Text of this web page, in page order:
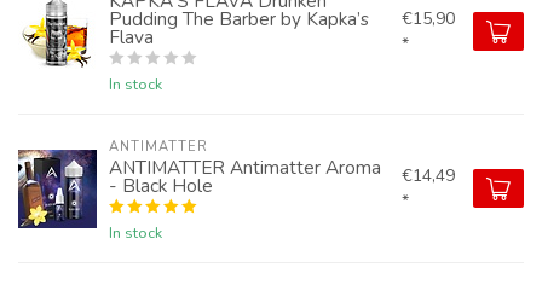
Pudding The Barber by Kapka’s
Flava
In stock
€15,90
*
ANTIMATTER
ANTIMATTER Antimatter Aroma
- Black Hole
In stock
€14,49
*